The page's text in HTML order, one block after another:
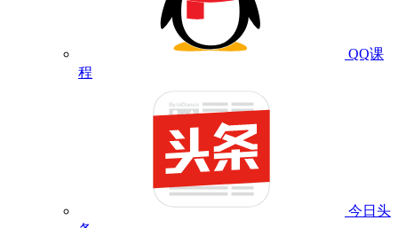
QQ课
程
今日头